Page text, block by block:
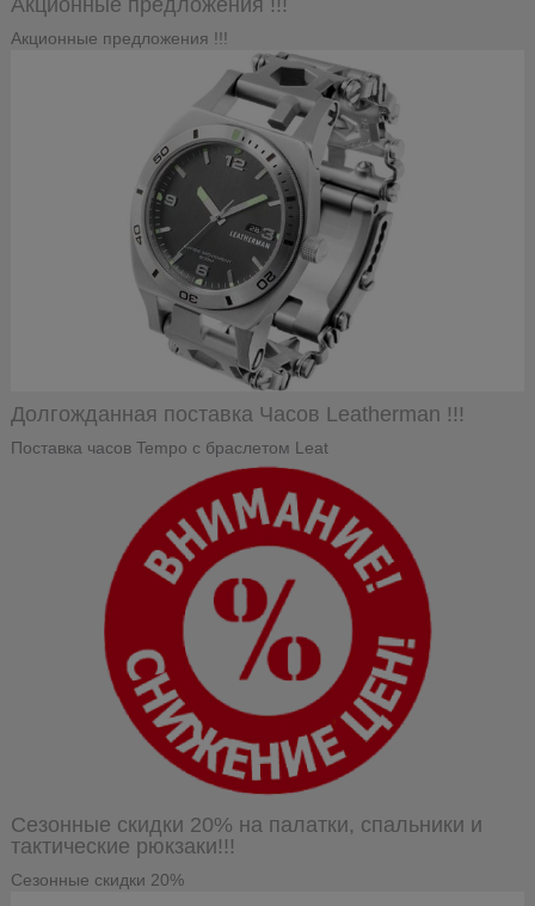
Акционные предложения !!!
Долгожданная поставка Часов Leatherman !!!
Поставка часов Tempo с браслетом Leat
Сезонные скидки 20% на палатки, спальники и
тактические рюкзаки!!!
Сезонные скидки 20%